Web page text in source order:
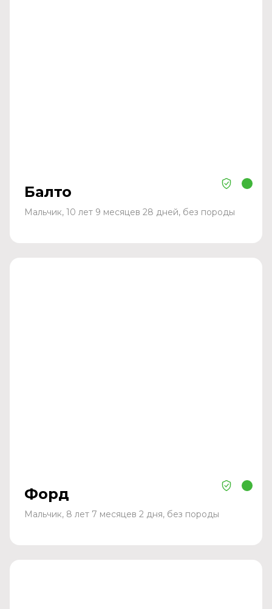
Балто
Мальчик, 10 лет 9 месяцев 28 дней, без породы
Форд
Мальчик, 8 лет 7 месяцев 2 дня, без породы